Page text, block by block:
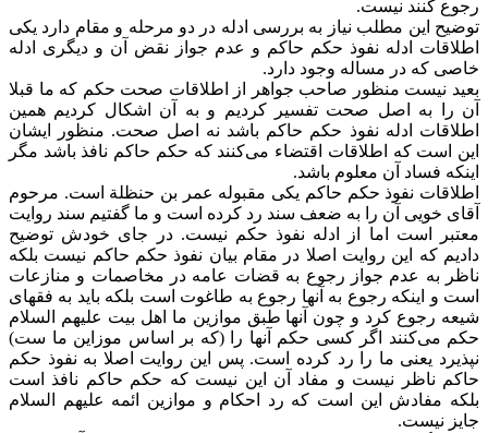
رجوع کنند نیست.
توضیح این مطلب نیاز به بررسی ادله در دو مرحله و مقام دارد یکی
اطلاقات ادله نفوذ حکم حاکم و عدم جواز نقض آن و دیگری ادله
خاصی که در مساله وجود دارد.
بعید نیست منظور صاحب جواهر از اطلاقات صحت حکم که ما قبلا
آن را به اصل صحت تفسیر کردیم و به آن اشکال کردیم همین
اطلاقات ادله نفوذ حکم حاکم باشد نه اصل صحت. منظور ایشان
این است که اطلاقات اقتضاء می‌کنند که حکم حاکم نافذ باشد مگر
اینکه فساد آن معلوم باشد.
اطلاقات نفوذ حکم حاکم یکی مقبوله عمر بن حنظلة است. مرحوم
آقای خویی آن را به ضعف سند رد کرده است و ما گفتیم سند روایت
معتبر است اما از ادله نفوذ حکم نیست. در جای خودش توضیح
دادیم که این روایت اصلا در مقام بیان نفوذ حکم حاکم نیست بلکه
ناظر به عدم جواز رجوع به قضات عامه در مخاصمات و منازعات
است و اینکه رجوع به آنها رجوع به طاغوت است بلکه باید به فقهای
شیعه رجوع کرد و چون آنها طبق موازین ما اهل بیت علیهم السلام
حکم می‌کنند اگر کسی حکم آنها را (که بر اساس موزاین ما ست)
نپذیرد یعنی ما را رد کرده است. پس این روایت اصلا به نفوذ حکم
حاکم ناظر نیست و مفاد آن این نیست که حکم حاکم نافذ است
بلکه مفادش این است که رد احکام و موازین ائمه علیهم السلام
جایز نیست.